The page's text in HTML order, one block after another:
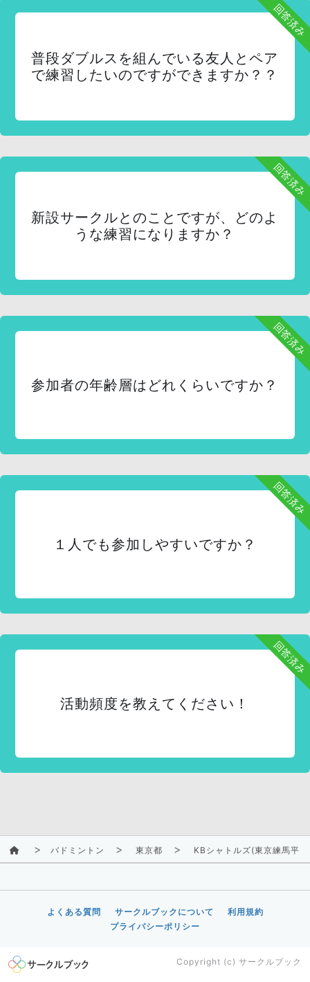
回答済み
普段ダブルスを組んでいる友人とペア
で練習したいのですができますか？？
回答済み
新設サークルとのことですが、どのよ
うな練習になりますか？
回答済み
参加者の年齢層はどれくらいですか？
回答済み
１人でも参加しやすいですか？
回答済み
活動頻度を教えてください！
バドミントン 東京都 KBシャトルズ(東京練馬平
よくある質問 サークルブックについて
利用規約
プライバシーポリシー
Copyright (c) サークルブック